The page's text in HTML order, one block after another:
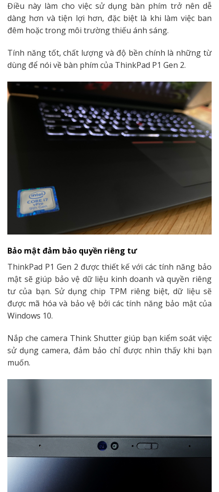
Điều này làm cho việc sử dụng bàn phím trở nên dễ
dàng hơn và tiện lợi hơn, đặc biệt là khi làm việc ban
đêm hoặc trong môi trường thiếu ánh sáng.
Tính năng tốt, chất lượng và độ bền chính là những từ
dùng để nói về bàn phím của ThinkPad P1 Gen 2.
Bảo mật đảm bảo quyền riêng tư
ThinkPad P1 Gen 2 được thiết kế với các tính năng bảo
mật sẽ giúp bảo vệ dữ liệu kinh doanh và quyền riêng
tư của bạn. Sử dụng chip TPM riêng biệt, dữ liệu sẽ
được mã hóa và bảo vệ bởi các tính năng bảo mật của
Windows 10.
Nắp che camera Think Shutter giúp bạn kiểm soát việc
sử dụng camera, đảm bảo chỉ được nhìn thấy khi bạn
muốn.